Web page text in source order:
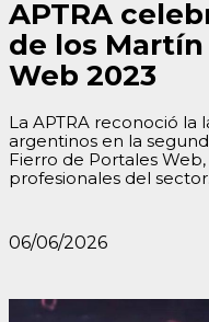
APTRA
de los
Web 2023
La APTRA reconoció la
argentinos en la
Fierro de Portales
profesionales del sector.
06/06/2026